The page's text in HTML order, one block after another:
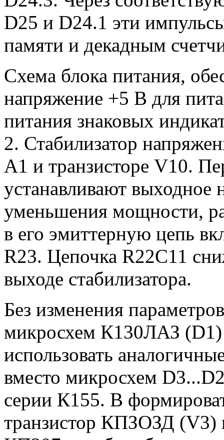
D25 и D24.1 эти
памяти и декадным
Схема блока питания,
напряжение +5 В для
питания знаковых
2. Стабилизатор
А1 и транзисторе V10.
устанавливают
уменьшения мощности,
в его эмиттерную цепь
R23. Цепочка R22C11
выходе стабилизатора.
Без изменения
микросхем К130ЛАЗ
использовать
вместо микросхем
серии К155. В
транзистор КПЗОЗД